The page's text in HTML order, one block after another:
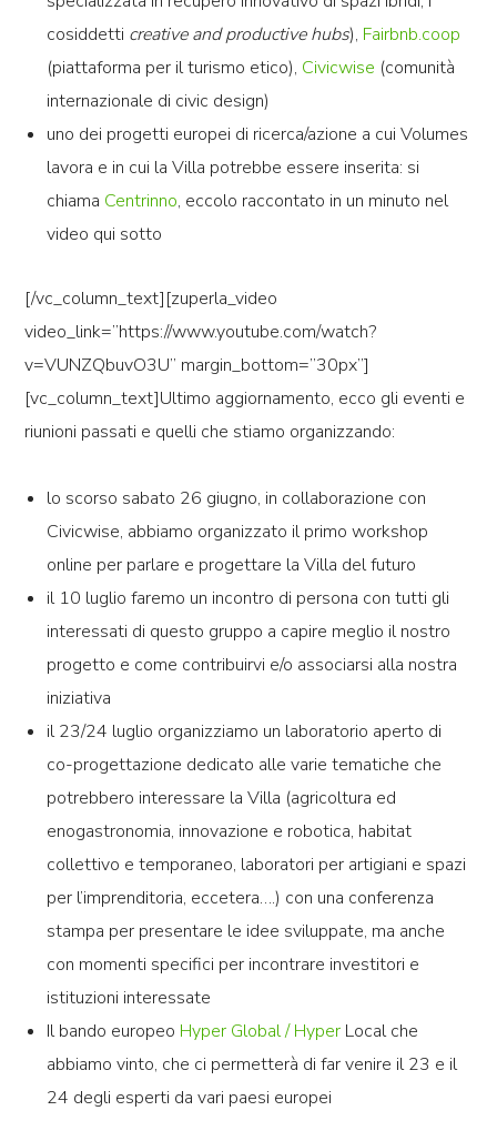
cosiddetti creative and productive hubs), Fairbnb.coop
(piattaforma per il turismo etico), Civicwise (comunità
internazionale di civic design)
uno dei progetti europei di ricerca/azione a cui Volumes
lavora e in cui la Villa potrebbe essere inserita: si
chiama Centrinno, eccolo raccontato in un minuto nel
video qui sotto
[/vc_column_text][zuperla_video
video_link=”https://www.youtube.com/watch?
v=VUNZQbuvO3U” margin_bottom=”30px”]
[vc_column_text]Ultimo aggiornamento, ecco gli eventi e
riunioni passati e quelli che stiamo organizzando:
lo scorso sabato 26 giugno, in collaborazione con
Civicwise, abbiamo organizzato il primo workshop
online per parlare e progettare la Villa del futuro
il 10 luglio faremo un incontro di persona con tutti gli
interessati di questo gruppo a capire meglio il nostro
progetto e come contribuirvi e/o associarsi alla nostra
iniziativa
il 23/24 luglio organizziamo un laboratorio aperto di
co-progettazione dedicato alle varie tematiche che
potrebbero interessare la Villa (agricoltura ed
enogastronomia, innovazione e robotica, habitat
collettivo e temporaneo, laboratori per artigiani e spazi
per l’imprenditoria, eccetera….) con una conferenza
stampa per presentare le idee sviluppate, ma anche
con momenti specifici per incontrare investitori e
istituzioni interessate
Il bando europeo Hyper Global / Hyper Local che
abbiamo vinto, che ci permetterà di far venire il 23 e il
24 degli esperti da vari paesi europei